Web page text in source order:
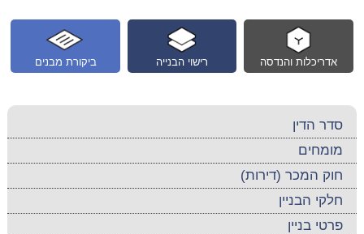
ביקורת מבנים רישוי הבנייה אדריכלות והנדסה
סדר הדין
מומחים
חוק המכר (דירות)
חלקי הבניין
פרטי בניין